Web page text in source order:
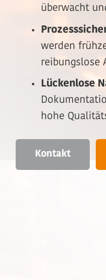
überwacht
werden
reibungslose
Lückenlose
hohe
Kontakt